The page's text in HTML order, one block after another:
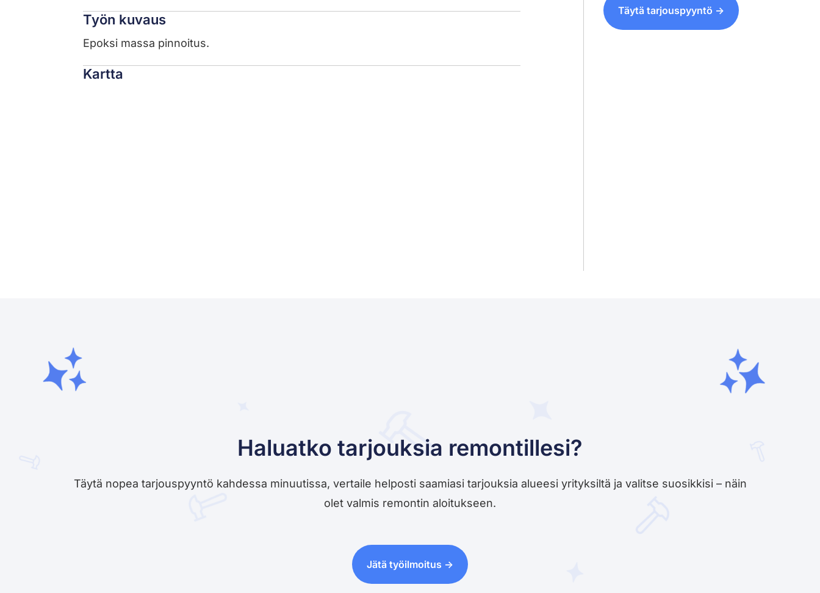
Työn kuvaus
Epoksi massa pinnoitus.
Kartta
Täytä tarjouspyyntö ->
Haluatko tarjouksia remontillesi?
Täytä nopea tarjouspyyntö kahdessa minuutissa, vertaile helposti saamiasi tarjouksia alueesi yrityksiltä ja valitse suosikkisi – näin
olet valmis remontin aloitukseen.
Jätä työilmoitus ->